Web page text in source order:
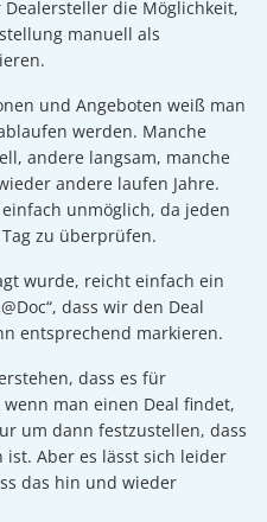
die Möglichkeit,
manuell als
und Angeboten weiß man
werden. Manche
andere langsam, manche
andere laufen Jahre.
unmöglich, da jeden
zu überprüfen.
wurde, reicht einfach ein
dass wir den Deal
entsprechend markieren.
dass es für
man einen Deal findet,
um dann festzustellen, dass
ist. Aber es lässt sich leider
das hin und wieder